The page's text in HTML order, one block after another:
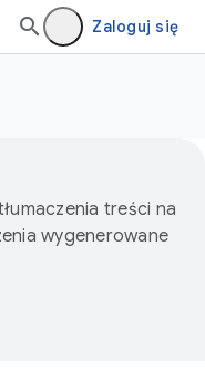
Zaloguj się
treści na
wygenerowane